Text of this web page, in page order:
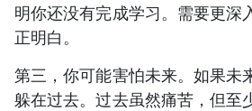
明你还没有完成学习。需要更深
正明白。
第三，你可能害怕未来。如果未
躲在过去。过去虽然痛苦，但至